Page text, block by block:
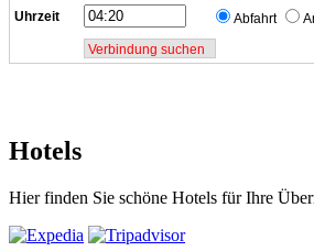
Uhrzeit Abfahrt
Hotels
Hier finden Sie schöne Hotels für Ihre